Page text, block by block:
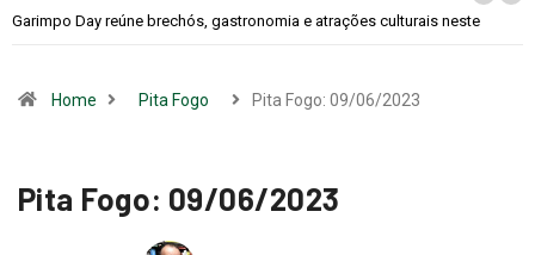
Bugonia transforma paranoia e conspiração em um suspense imprevisível
Home Pita Fogo Pita Fogo: 09/06/2023
Pita Fogo: 09/06/2023